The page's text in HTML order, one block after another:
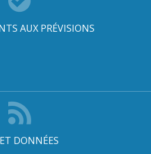
AUX PRÉVISIONS
DONNÉES